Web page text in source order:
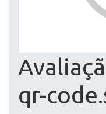
qr-